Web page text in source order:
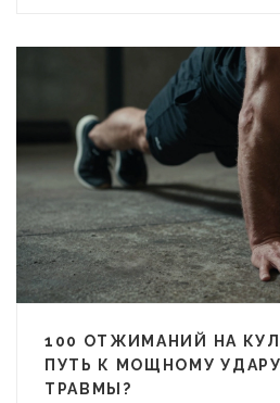
100 ОТЖИМАНИЙ НА
ПУТЬ К МОЩНОМУ
ТРАВМЫ?